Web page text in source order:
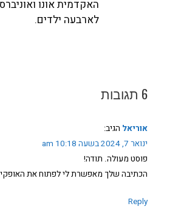
האקדמית אונו
לארבעה ילדים.
6 תגובות
אוריאל הגיב:
ינואר 7, 2024 בשעה 10:18 am
פוסט מעולה. תודה!
הכתיבה שלך מאפשרת לי לפתוח את
Reply